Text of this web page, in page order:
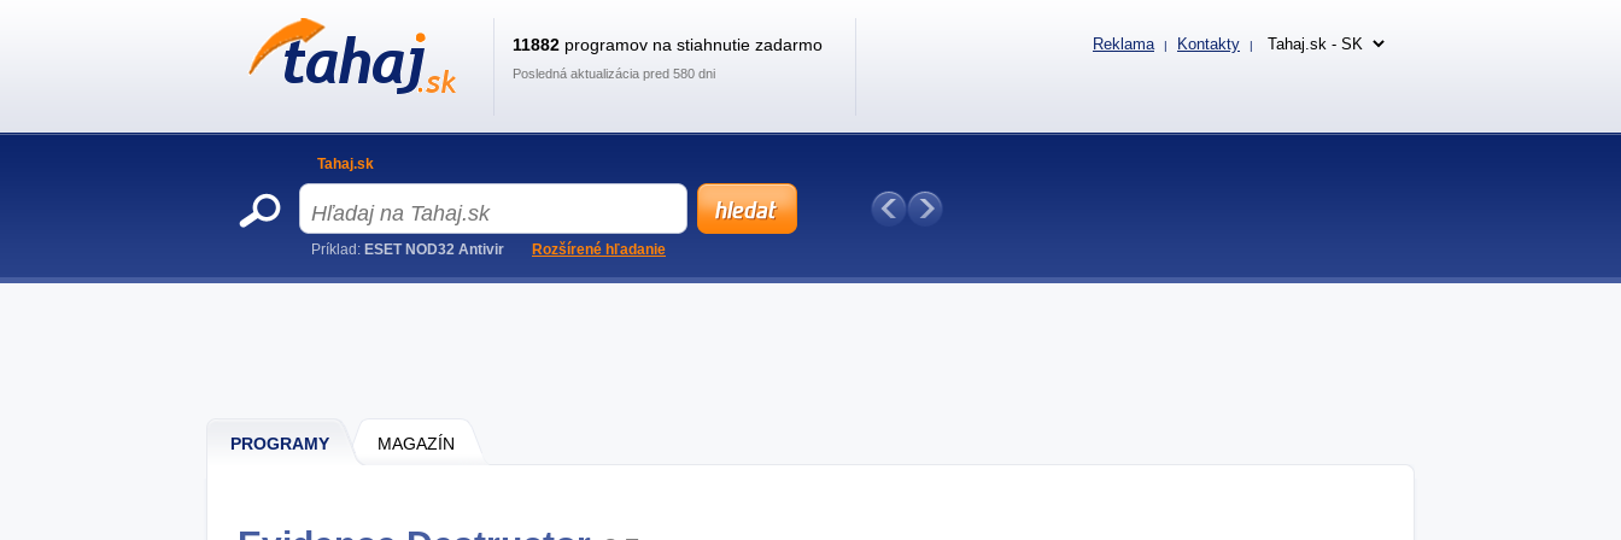
PROGRAMY MAGAZÍN
11882 programov na stiahnutie zadarmo
Posledná aktualizácia pred 580 dni
Reklama | Kontakty |
Tahaj.sk
Príklad: ESET NOD32 Antivir Rozšírené hľadanie